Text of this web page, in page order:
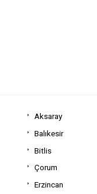
Aksaray
Balıkesir
Bitlis
Çorum
Erzincan